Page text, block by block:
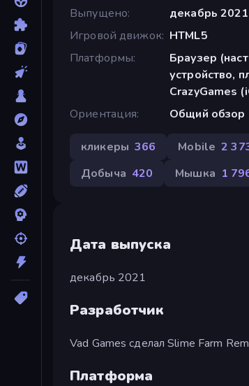
Выпущено
декабрь 2021
Игровой движок HTML5
Платформы
Браузер
устройство,
CrazyGames
Ориентация
Общий обзор
кликеры 366 Mobile 2
Добыча 420 Мышка 1
Дата выпуска
декабрь 2021
Разработчик
Vad Games сделал Slime Farm
Платформа